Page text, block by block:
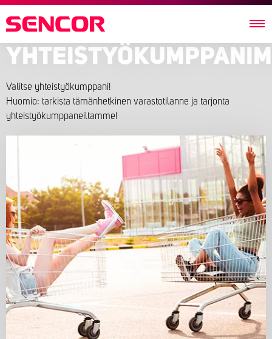
Valitse yhteistyökumppani!
Huomio: tarkista tämänhetkinen varastotilanne ja tarjonta
yhteistyökumppaneiltamme!